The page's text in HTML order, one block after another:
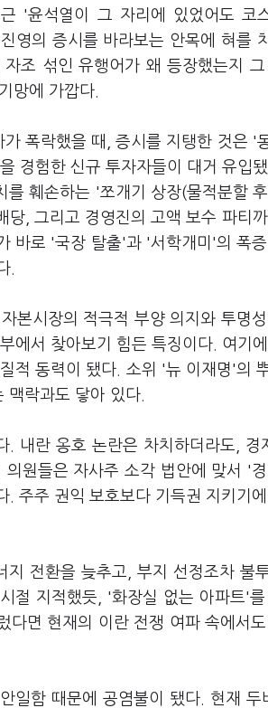
'윤석열이 그 자리에 있었어도 코
영의 증시를 바라보는 안목에 혀를
조 섞인 유행어가 왜 등장했는지 그
망에 가깝다.
폭락했을 때, 증시를 지탱한 것은 '
경험한 신규 투자자들이 대거 유입
를 훼손하는 '쪼개기 상장(물적분할
당, 그리고 경영진의 고액 보수 파티
바로 '국장 탈출'과 '서학개미'의 폭
.
본시장의 적극적 부양 의지와 투명
에서 찾아보기 힘든 특징이다. 여기
적 동력이 됐다. 소위 '뉴 이재명'의
맥락과도 닿아 있다.
내란 옹호 논란은 차치하더라도, 경
원들은 자사주 소각 법안에 맞서 '
주주 권익 보호보다 기득권 지키기
전환을 늦추고, 부지 선정조차 불
절 지적했듯, '화장실 없는 아파트'를
다면 현재의 이란 전쟁 여파 속에서
일함 때문에 공염불이 됐다. 현재 두